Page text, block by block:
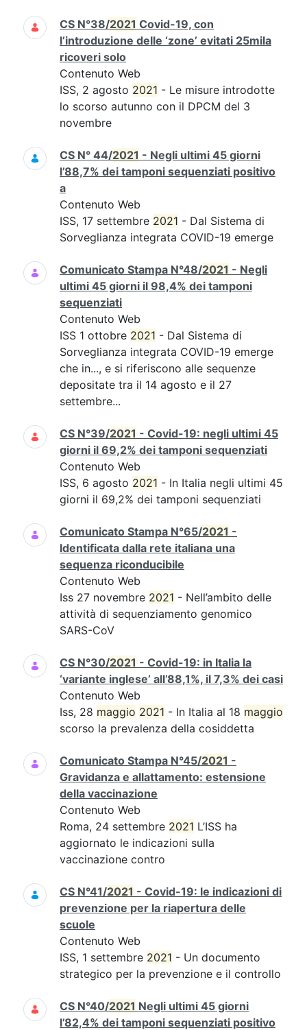
CS N°38/2021 Covid-19, con
l’introduzione delle ‘zone’ evitati 25mila
ricoveri solo
Contenuto Web
ISS, 2 agosto 2021 - Le misure introdotte
lo scorso autunno con il DPCM del 3
novembre
CS N° 44/2021 - Negli ultimi 45 giorni
l’88,7% dei tamponi sequenziati positivo
a
Contenuto Web
ISS, 17 settembre 2021 - Dal Sistema di
Sorveglianza integrata COVID-19 emerge
Comunicato Stampa N°48/2021 - Negli
ultimi 45 giorni il 98,4% dei tamponi
sequenziati
Contenuto Web
ISS 1 ottobre 2021 - Dal Sistema di
Sorveglianza integrata COVID-19 emerge
che in..., e si riferiscono alle sequenze
depositate tra il 14 agosto e il 27
settembre...
CS N°39/2021 - Covid-19: negli ultimi 45
giorni il 69,2% dei tamponi sequenziati
Contenuto Web
ISS, 6 agosto 2021 - In Italia negli ultimi 45
giorni il 69,2% dei tamponi sequenziati
Comunicato Stampa N°65/2021 -
Identificata dalla rete italiana una
sequenza riconducibile
Contenuto Web
Iss 27 novembre 2021 - Nell’ambito delle
attività di sequenziamento genomico
SARS-CoV
CS N°30/2021 - Covid-19: in Italia la
‘variante inglese’ all’88,1%, il 7,3% dei casi
Contenuto Web
Iss, 28 maggio 2021 - In Italia al 18 maggio
scorso la prevalenza della cosiddetta
Comunicato Stampa N°45/2021 -
Gravidanza e allattamento: estensione
della vaccinazione
Contenuto Web
Roma, 24 settembre 2021 L’ISS ha
aggiornato le indicazioni sulla
vaccinazione contro
CS N°41/2021 - Covid-19: le indicazioni di
prevenzione per la riapertura delle
scuole
Contenuto Web
ISS, 1 settembre 2021 - Un documento
strategico per la prevenzione e il controllo
CS N°40/2021 Negli ultimi 45 giorni
l’82,4% dei tamponi sequenziati positivo